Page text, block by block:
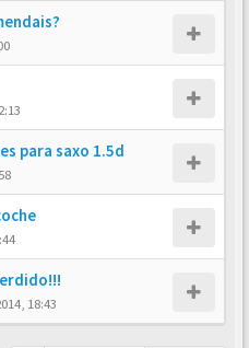
para saxo 1.5d
18:43